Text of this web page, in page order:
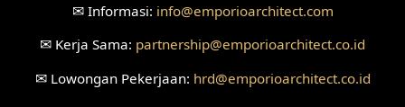
Desain Ruang Perawatan
✉Informasi: info@emporioarchitect.com
✉ Kerja Sama: partnership@emporioarchitect.co.id
✉Lowongan Pekerjaan: hrd@emporioarchitect.co.id